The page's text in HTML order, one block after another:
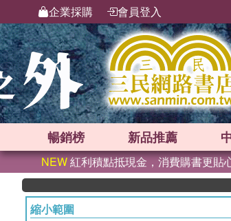
企業採購 會員登入
暢銷榜 新品推薦
NEW紅利積點抵現金，消費購書更貼
縮小範圍